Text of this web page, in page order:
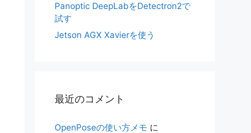
Panoptic DeepLabをDetectron2で
試す
Jetson AGX Xavierを使う
最近のコメント
OpenPoseの使い方メモ に